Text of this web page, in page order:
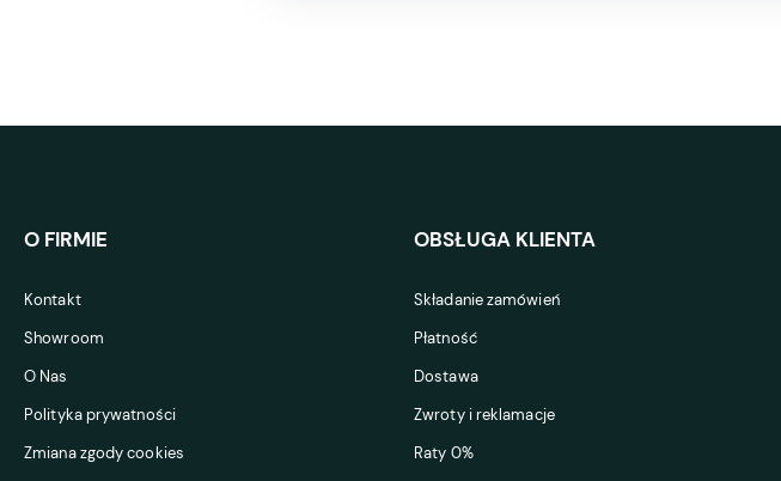
O FIRMIE
Kontakt
Showroom
O Nas
Polityka prywatności
Zmiana zgody cookies
OBSŁUGA KLIENTA
Składanie zamówień
Płatność
Dostawa
Zwroty i reklamacje
Raty 0%